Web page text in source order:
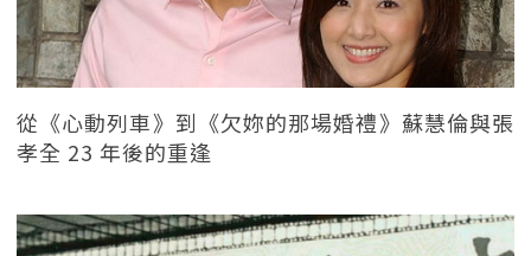
從《心動列車》到《欠妳的那場婚禮》蘇慧倫與張
孝全 23 年後的重逢